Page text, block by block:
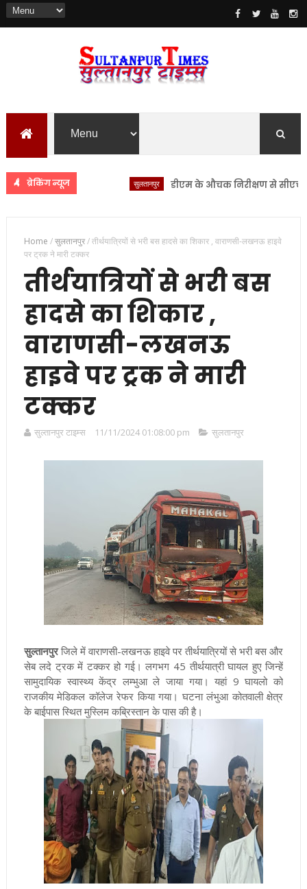
ब्रेकिंग न्यूज डीएम के औचक निरीक्षण से सीएचसी
Home /सुलतानपुर/तीर्थयात्रियों से भरी बस हादसे का शिकार , वाराणसी-लखनऊ हाइवे
पर ट्रक ने मारी टक्कर
तीर्थयात्रियों से भरी बस
हादसे का शिकार ,
वाराणसी-लखनऊ
हाइवे पर ट्रक ने मारी
टक्कर
सुल्तानपुर टाइम्स 11/11/2024 01:08:00 pm सुलतानपुर
सुल्तानपुरजिले में वाराणसी-लखनऊ हाइवे पर तीर्थयात्रियों से भरी बस और
सेब लदे ट्रक में टक्कर हो गई। लगभग 45 तीर्थयात्री घायल हुए जिन्हें
सामुदायिक स्वास्थ्य केंद्र लम्भुआ ले जाया गया। यहां 9 घायलो को
राजकीय मेडिकल कॉलेज रेफर किया गया। घटना लंभुआ कोतवाली क्षेत्र
के बाईपास स्थित मुस्लिम कब्रिस्तान के पास की है।